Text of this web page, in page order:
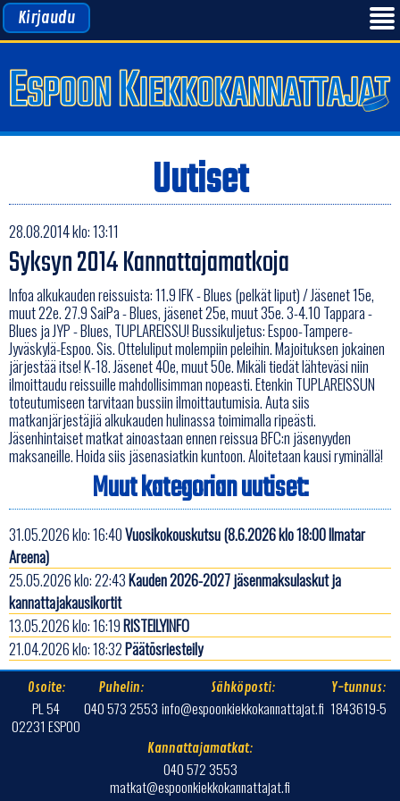
Kirjaudu
Uutiset
28.08.2014 klo: 13:11
Syksyn 2014 Kannattajamatkoja
Infoa alkukauden reissuista: 11.9 IFK - Blues (pelkät liput) / Jäsenet 15e,
muut 22e. 27.9 SaiPa - Blues, jäsenet 25e, muut 35e. 3-4.10 Tappara -
Blues ja JYP - Blues, TUPLAREISSU! Bussikuljetus: Espoo-Tampere-
Jyväskylä-Espoo. Sis. Otteluliput molempiin peleihin. Majoituksen jokainen
järjestää itse! K-18. Jäsenet 40e, muut 50e. Mikäli tiedät lähteväsi niin
ilmoittaudu reissuille mahdollisimman nopeasti. Etenkin TUPLAREISSUN
toteutumiseen tarvitaan bussiin ilmoittautumisia. Auta siis
matkanjärjestäjiä alkukauden hulinassa toimimalla ripeästi.
Jäsenhintaiset matkat ainoastaan ennen reissua BFC:n jäsenyyden
maksaneille. Hoida siis jäsenasiatkin kuntoon. Aloitetaan kausi ryminällä!
Muut kategorian uutiset:
31.05.2026 klo: 16:40Vuosikokouskutsu (8.6.2026 klo 18:00 Ilmatar
Areena)
25.05.2026 klo: 22:43Kauden 2026-2027 jäsenmaksulaskut ja
kannattajakausikortit
13.05.2026 klo: 16:19RISTEILYINFO
21.04.2026 klo: 18:32Päätösriesteily
Osoite:
PL 54
02231 ESPOO
Puhelin:
040 573 2553
Sähköposti:
info@espoonkiekkokannattajat.fi
Y-tunnus:
1843619-5
Kannattajamatkat:
040 572 3553
matkat@espoonkiekkokannattajat.fi